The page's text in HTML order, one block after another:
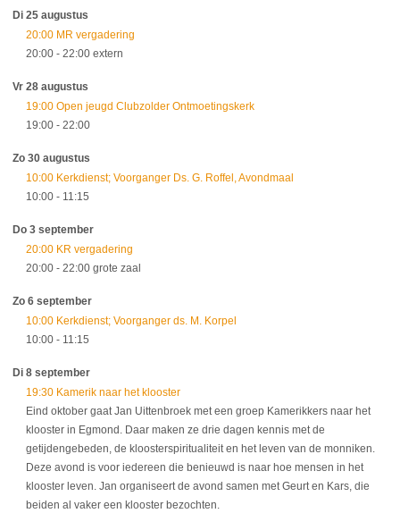
Di 25 augustus
20:00 MR vergadering
20:00 - 22:00 extern
Vr 28 augustus
19:00 Open jeugd Clubzolder Ontmoetingskerk
19:00 - 22:00
Zo 30 augustus
10:00 Kerkdienst; Voorganger Ds. G. Roffel, Avondmaal
10:00 - 11:15
Do 3 september
20:00 KR vergadering
20:00 - 22:00 grote zaal
Zo 6 september
10:00 Kerkdienst; Voorganger ds. M. Korpel
10:00 - 11:15
Di 8 september
19:30 Kamerik naar het klooster
Eind oktober gaat Jan Uittenbroek met een groep Kamerikkers naar het
klooster in Egmond. Daar maken ze drie dagen kennis met de
getijdengebeden, de kloosterspiritualiteit en het leven van de monniken.
Deze avond is voor iedereen die benieuwd is naar hoe mensen in het
klooster leven. Jan organiseert de avond samen met Geurt en Kars, die
beiden al vaker een klooster bezochten.